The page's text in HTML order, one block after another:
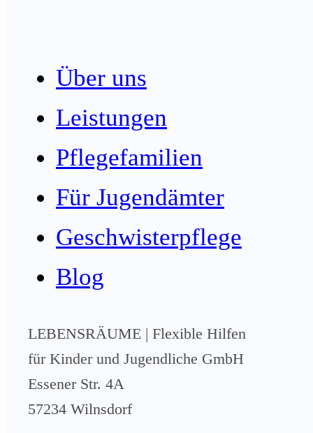
Über uns
Leistungen
Pflegefamilien
Für Jugendämter
Geschwisterpflege
Blog
LEBENSRÄUME | Flexible Hilfen
für Kinder und Jugendliche GmbH
Essener Str. 4A
57234 Wilnsdorf